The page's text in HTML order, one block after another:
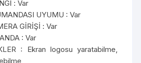
: Var
UYUMU : Var
GİRİŞİ : Var
: Var
: Ekran logosu yaratabilme,